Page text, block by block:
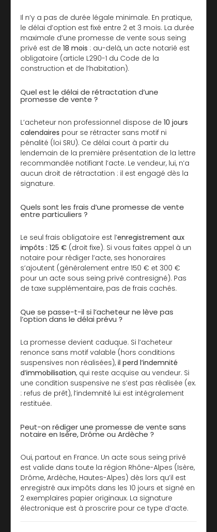
Il n’y a pas de durée légale minimale. En pratique,
le délai d’option est fixé entre 2 et 3 mois. La durée
maximale d’une promesse de vente sous seing
privé est de18 mois : au-delà, un acte notarié est
obligatoire (article L290-1 du Code de la
construction et de l’habitation).
Quel est le délai de rétractation d’une
promesse de vente ?
L’acheteur non professionnel dispose de10 jours
calendaires pour se rétracter sans motif ni
pénalité (loi SRU). Ce délai court à partir du
lendemain de la première présentation de la lettre
recommandée notifiant l’acte. Le vendeur, lui, n’a
aucun droit de rétractation : il est engagé dès la
signature.
Quels sont les frais d’une promesse de vente
entre particuliers ?
Le seul frais obligatoire est l’enregistrement aux
impôts : 125 € (droit fixe). Si vous faites appel à un
notaire pour rédiger l’acte, ses honoraires
s’ajoutent (généralement entre 150 € et 300 €
pour un acte sous seing privé contresigné). Pas
de taxe supplémentaire, pas de frais cachés.
Que se passe-t-il si l’acheteur ne lève pas
l’option dans le délai prévu ?
La promesse devient caduque. Si l’acheteur
renonce sans motif valable (hors conditions
suspensives non réalisées),il perd l’indemnité
d’immobilisation, qui reste acquise au vendeur. Si
une condition suspensive ne s’est pas réalisée (ex.
: refus de prêt), l’indemnité lui est intégralement
restituée.
Peut-on rédiger une promesse de vente sans
notaire en Isère, Drôme ou Ardèche ?
Oui, partout en France. Un acte sous seing privé
est valide dans toute la région Rhône-Alpes (Isère,
Drôme, Ardèche, Hautes-Alpes) dès lors qu’il est
enregistré aux impôts dans les 10 jours et signé en
2 exemplaires papier originaux. La signature
électronique est à proscrire pour ce type d’acte.